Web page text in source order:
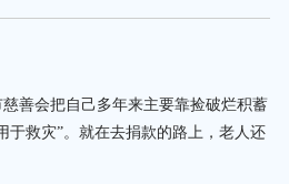
善会把自己多年来主要靠捡破烂积蓄
于救灾”。就在去捐款的路上，老人还